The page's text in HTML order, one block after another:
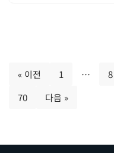
« 이전 1 … 8
70
다음 »